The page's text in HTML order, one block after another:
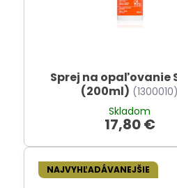
Sprej na opaľovanie
(200ml) (1300010)
Skladom
17,80 €
NAJVYHĽADÁVANEJŠIE